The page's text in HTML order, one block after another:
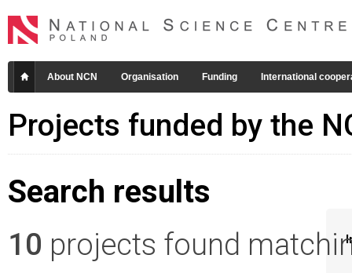
About NCN Organisation Funding International
Projects funded by the
Search results
10 projects found